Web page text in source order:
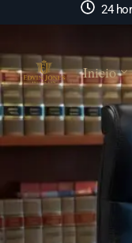
24
Inicio